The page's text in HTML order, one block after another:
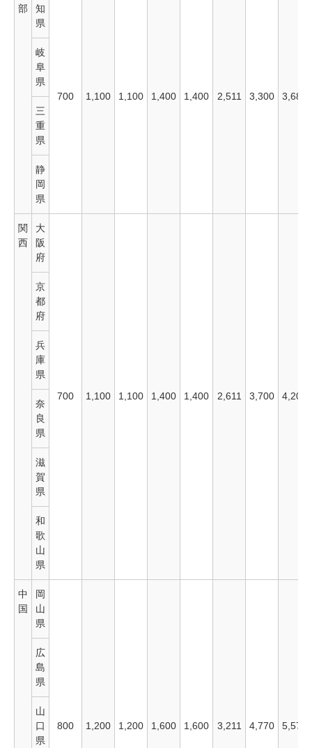
部
知
県
700 1,100 1,100 1,400 1,400 2,511 3,300 3,680
岐
阜
県
三
重
県
静
岡
県
関
西
大
阪
府
700 1,100 1,100 1,400 1,400 2,611 3,700 4,200
京
都
府
兵
庫
県
奈
良
県
滋
賀
県
和
歌
山
県
中
国
岡
山
県
800 1,200 1,200 1,600 1,600 3,211 4,770 5,570
広
島
県
山
口
県